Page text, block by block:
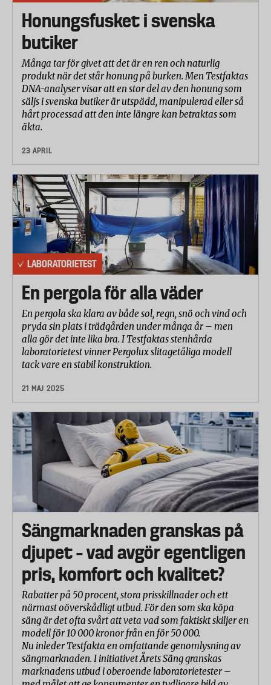
Honungsfusket i svenska
butiker
Många tar för givet att det är en ren och naturlig
produkt när det står honung på burken. Men Testfaktas
DNA-analyser visar att en stor del av den honung som
säljs i svenska butiker är utspädd, manipulerad eller så
hårt processad att den inte längre kan betraktas som
äkta.
23 APRIL
LABORATORIETEST
En pergola för alla väder
En pergola ska klara av både sol, regn, snö och vind och
pryda sin plats i trädgården under många år – men
alla gör det inte lika bra. I Testfaktas stenhårda
laboratorietest vinner Pergolux slitagetåliga modell
tack vare en stabil konstruktion.
21 MAJ 2025
Sängmarknaden granskas på
djupet – vad avgör egentligen
pris, komfort och kvalitet?
Rabatter på 50 procent, stora prisskillnader och ett
närmast oöverskådligt utbud. För den som ska köpa
säng är det ofta svårt att veta vad som faktiskt skiljer en
modell för 10 000 kronor från en för 50 000.
Nu inleder Testfakta en omfattande genomlysning av
sängmarknaden. I initiativet Årets Säng granskas
marknadens utbud i oberoende laboratorietester –